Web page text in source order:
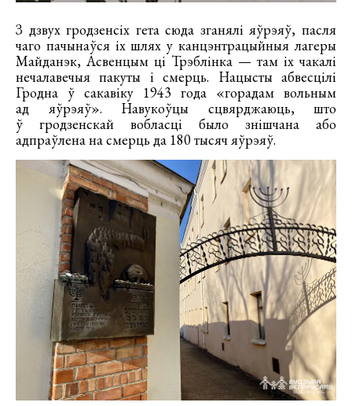
З дзвух гродзенсіх гета сюда зганялі яўрэяў, пасля
чаго пачынаўся іх шлях у канцэнтрацыйныя лагеры
Майданэк, Асвенцым ці Трэблінка — там іх чакалі
нечалавечыя пакуты і смерць. Нацысты абвесцілі
Гродна ў сакавіку 1943 года «горадам вольным
ад яўрэяў». Навукоўцы сцвярджаюць, што
ў гродзенскай вобласці было знішчана або
адпраўлена на смерць да 180 тысяч яўрэяў.